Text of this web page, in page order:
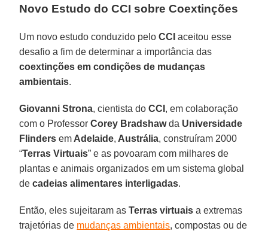
Novo Estudo do CCI sobre Coextinções
Um novo estudo conduzido peloCCI aceitou esse
desafio a fim de determinar a importância das
coextinções em condições de mudanças
ambientais.
Giovanni Strona, cientista doCCI , em colaboração
com o Professor Corey Bradshawda Universidade
Flindersem Adelaide, Austrália, construíram 2000
“Terras Virtuais” e as povoaram com milhares de
plantas e animais organizados em um sistema global
decadeias alimentares interligadas.
Então, eles sujeitaram as Terras virtuais a extremas
trajetórias de mudanças ambientais, compostas ou de